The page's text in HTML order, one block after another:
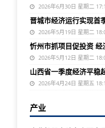
2026年6月30日 星期二
晋城市经济运行实现首
2026年5月19日 星期二
忻州市抓项目促投资 经
2026年5月12日 星期二
山西省一季度经济平稳
2026年4月24日 星期五
产业